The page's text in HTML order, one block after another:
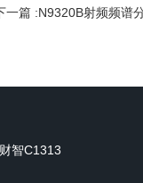
一篇 :N9320B射频频谱
智C1313